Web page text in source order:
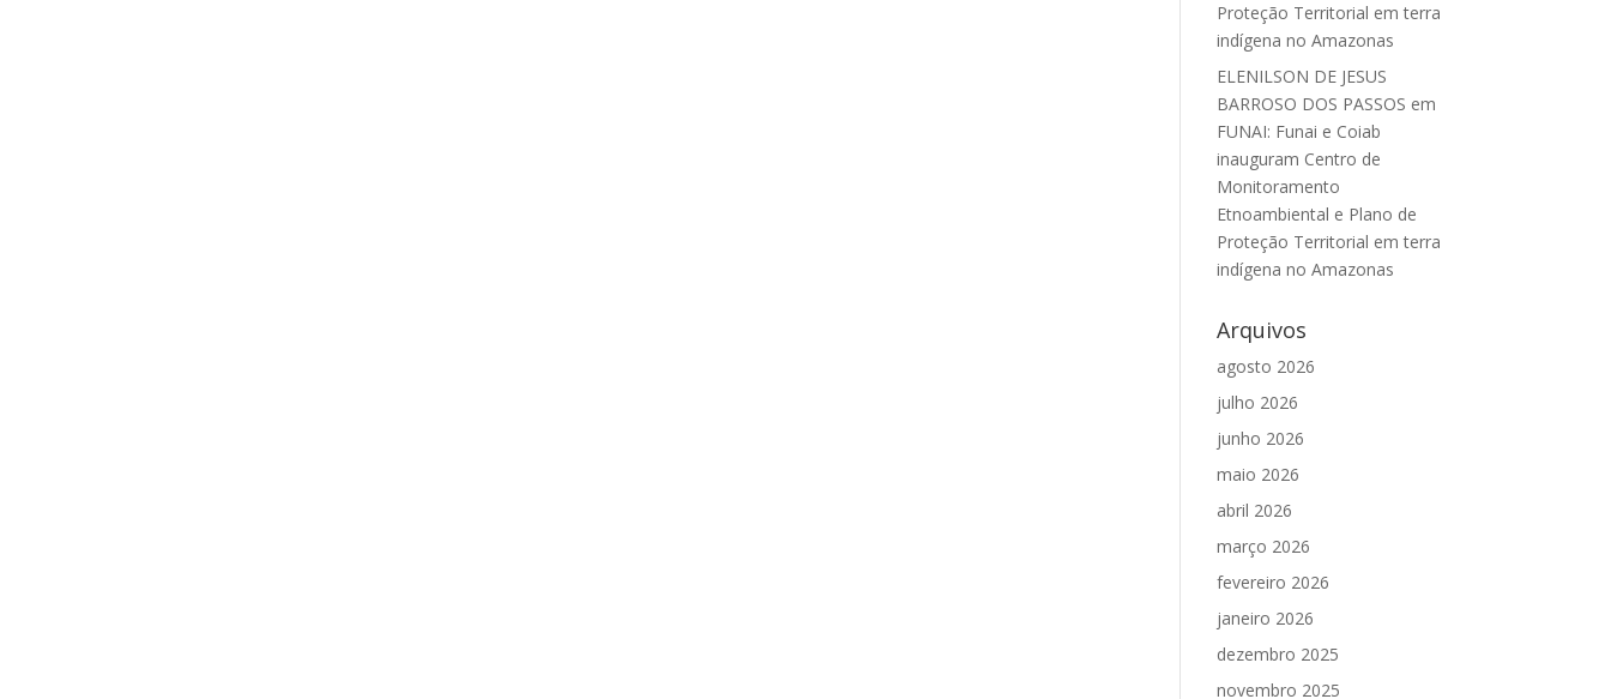
Proteção Territorial em terra
indígena no Amazonas
ELENILSON DE JESUS
BARROSO DOS PASSOS em
FUNAI: Funai e Coiab
inauguram Centro de
Monitoramento
Etnoambiental e Plano de
Proteção Territorial em terra
indígena no Amazonas
Arquivos
agosto 2026
julho 2026
junho 2026
maio 2026
abril 2026
março 2026
fevereiro 2026
janeiro 2026
dezembro 2025
novembro 2025